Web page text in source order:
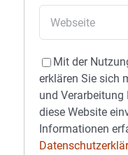
Mit der
erklären Sie sich
und Verarbeitung
diese Website
Informationen